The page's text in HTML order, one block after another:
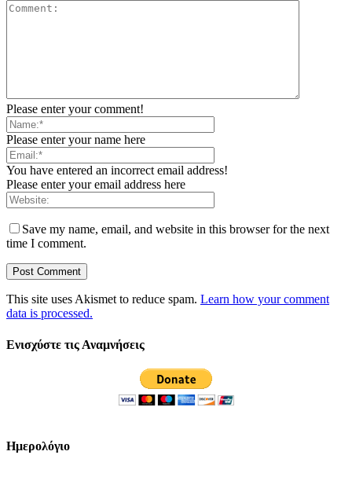
Please enter your comment!
Please enter your name here
You have entered an incorrect email address!
Please enter your email address here
Save my name, email, and website in this browser for the next
time I comment.
This site uses Akismet to reduce spam. Learn how your comment
data is processed.
Ενισχύστε τις Αναμνήσεις
Ημερολόγιο